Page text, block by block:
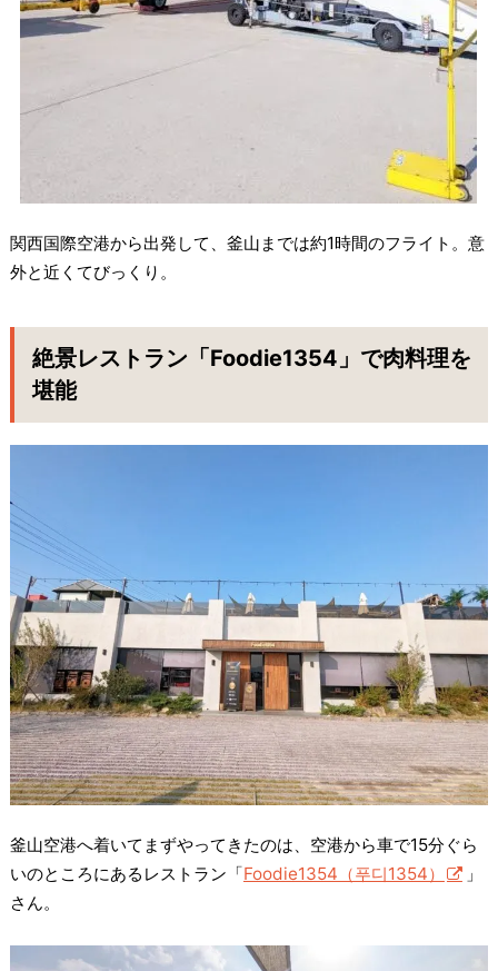
関西国際空港から出発して、釜山までは約1時間のフライト。意
外と近くてびっくり。
絶景レストラン「Foodie1354」で肉料理を
堪能
釜山空港へ着いてまずやってきたのは、空港から車で15分ぐら
いのところにあるレストラン「Foodie1354（푸디1354）
」
さん。